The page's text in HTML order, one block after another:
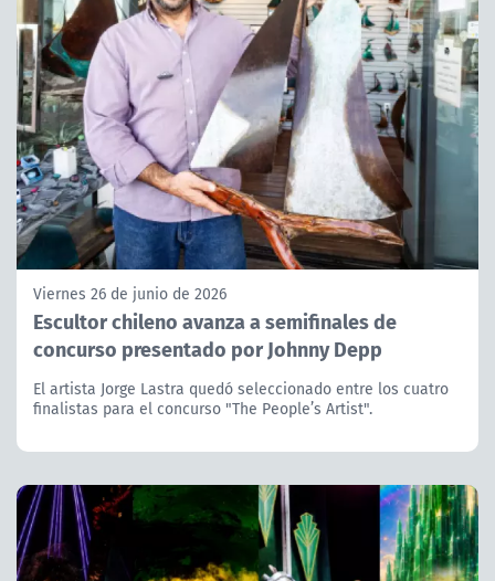
Viernes 26 de junio de 2026
Escultor chileno avanza a semifinales de
concurso presentado por Johnny Depp
El artista Jorge Lastra quedó seleccionado entre los cuatro
finalistas para el concurso "The People’s Artist".